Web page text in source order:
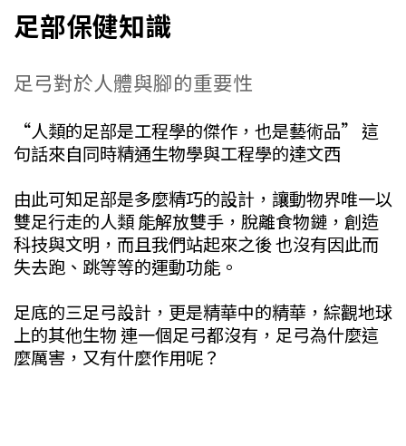
足部保健知識
足弓對於人體與腳的重要性
“人類的足部是工程學的傑作，也是藝術品” 這
句話來自同時精通生物學與工程學的達文西
由此可知足部是多麼精巧的設計，讓動物界唯一以
雙足行走的人類 能解放雙手，脫離食物鏈，創造
科技與文明，而且我們站起來之後 也沒有因此而
失去跑、跳等等的運動功能。
足底的三足弓設計，更是精華中的精華，綜觀地球
上的其他生物 連一個足弓都沒有，足弓為什麼這
麼厲害，又有什麼作用呢？